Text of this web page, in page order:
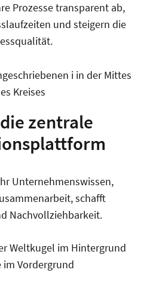
Prozesse transparent ab,
und steigern die
zentrale
Unternehmenswissen,
schafft
Nachvollziehbarkeit.